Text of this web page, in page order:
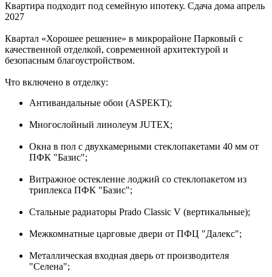
Квартира подходит под семейную ипотеку. Сдача дома апрель
2027
Квартал «Хорошее решение» в микрорайоне Парковый с
качественной отделкой, современной архитектурой и
безопасным благоустройством.
Что включено в отделку:
Антивандальные обои (ASPEKT);
Многослойный линолеум JUTEX;
Окна в пол с двухкамерными стеклопакетами 40 мм от
ПФК "Базис";
Витражное остекление лоджий со стеклопакетом из
триплекса ПФК "Базис";
Стальные радиаторы Prado Classic V (вертикальные);
Межкомнатные царговые двери от ПФЦ "Далекс";
Металлическая входная дверь от производителя
"Селена";